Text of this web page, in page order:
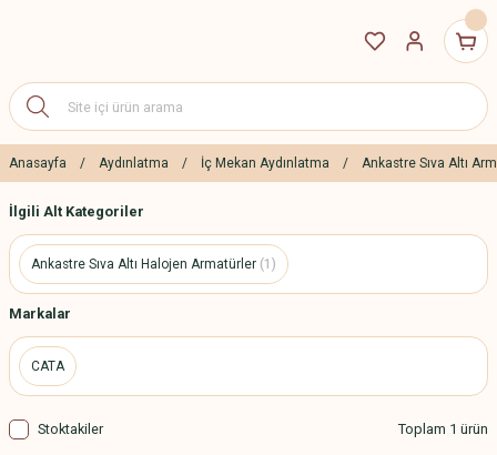
Anasayfa Aydınlatma İç Mekan Aydınlatma Ankastre Sıva Altı
İlgili Alt Kategoriler
Ankastre Sıva Altı Halojen Armatürler (1)
Markalar
CATA
Stoktakiler Toplam 1 ürün